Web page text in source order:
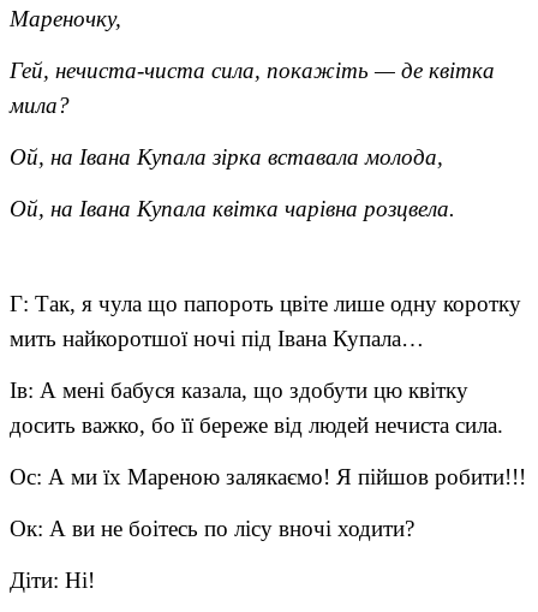
Мареночку,
Гей, нечиста-чиста сила, покажіть — де квітка
мила?
Ой, на Івана Купала зірка вставала молода,
Ой, на Івана Купала квітка чарівна розцвела.
Г: Так, я чула що папороть цвіте лише одну коротку
мить найкоротшої ночі під Івана Купала…
Ів: А мені бабуся казала, що здобути цю квітку
досить важко, бо її береже від людей нечиста сила.
Ос: А ми їх Мареною залякаємо! Я пійшов робити!!!
Ок: А ви не боітесь по лісу вночі ходити?
Діти: Ні!